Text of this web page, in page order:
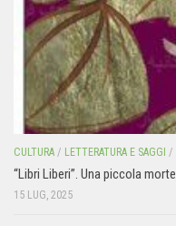
CULTURA / LETTERATURA E SAGGI /
“Libri Liberi”. Una piccola morte
15 LUG, 2025